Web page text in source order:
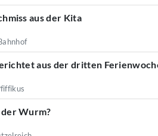
aus der Kita
aus der dritten
Wurm?